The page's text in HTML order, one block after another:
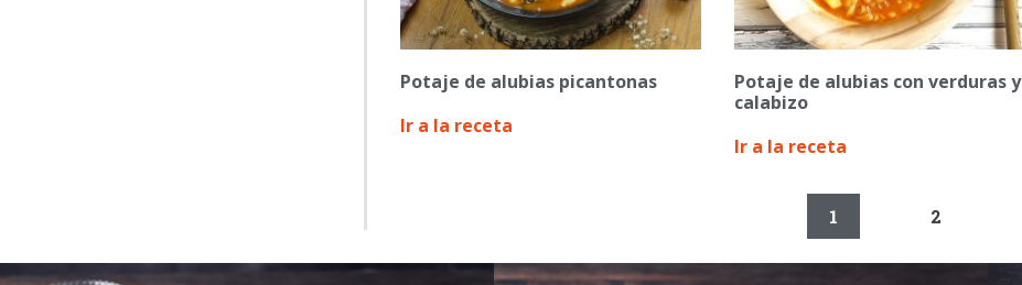
Potaje de alubias picantonas
Ir a la receta
Potaje de alubias con verduras y
calabizo
Ir a la receta
1 2